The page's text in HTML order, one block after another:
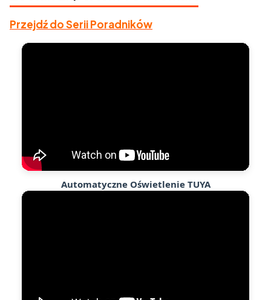
Przejdź do Serii Poradników
Automatyczne Oświetlenie TUYA